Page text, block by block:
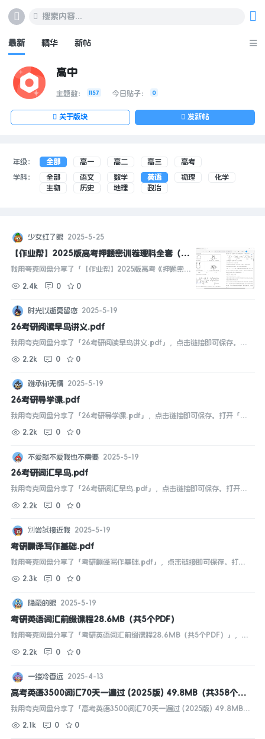
搜索内容...
最新 精华 新帖
高中
主题数： 1157 今日贴子： 0
关于版块 发新帖
年级： 全部 高一 高二 高三 高考
学科： 全部 语文 数学 英语 物理
化学
生物
历史 地理 政治
少女红了眼 2025-5-25
【作业帮】2025版高考押题密训卷理科全套（全
3套）
高考 语文 数学 英语 物理
化学
我用夸克网盘分享了「【作业帮】2025版高考《押题密训
「夸克APP」，无需下载在线播放视频，畅享原画5倍
2.4k 0 0
时光以逝莫留恋 2025-5-19
26考研阅读早鸟讲义.pdf
我用夸克网盘分享了「26考研阅读早鸟讲义.pdf」，点击链接即可保存。打
2.2k
0 0
难承你无情 2025-5-19
26考研导学课.pdf
我用夸克网盘分享了「26考研导学课.pdf」，点击链接即可保存。打开「夸
2.2k
0 0
不爱就不爱我也不需要 2025-5-19
26考研词汇早鸟.pdf
我用夸克网盘分享了「26考研词汇早鸟.pdf」，点击链接即可保存。打开
2.2k
0 0
別尝試接近我 2025-5-19
考研翻译写作基础.pdf
我用夸克网盘分享了「考研翻译写作基础.pdf」，点击链接即可保存。打开
2.3k
0 0
隐蔽的眼 2025-5-19
考研英语词汇前缀课程28.6MB（共5个PDF）
我用夸克网盘分享了「考研英语词汇前缀课程28.6MB（共5个PDF）」，点
速，支持电视投屏。...
2.2k 0 0
一缕冷香远 2025-4-13
高考英语3500词汇70天一遍过 (2025版) 49.8MB（共358个项
目）
高考 英语
我用夸克网盘分享了「高考英语3500词汇70天一遍过 (2025版) 49.8MB
播放视频，畅享原画5倍速，支持电视投屏。...
2.1k 0 0